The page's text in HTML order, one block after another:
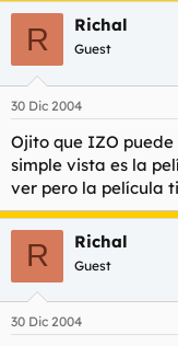
R Richal
Guest
30 Dic 2004
Ojito que IZO
simple vista es la
ver pero la película
R Richal
Guest
30 Dic 2004